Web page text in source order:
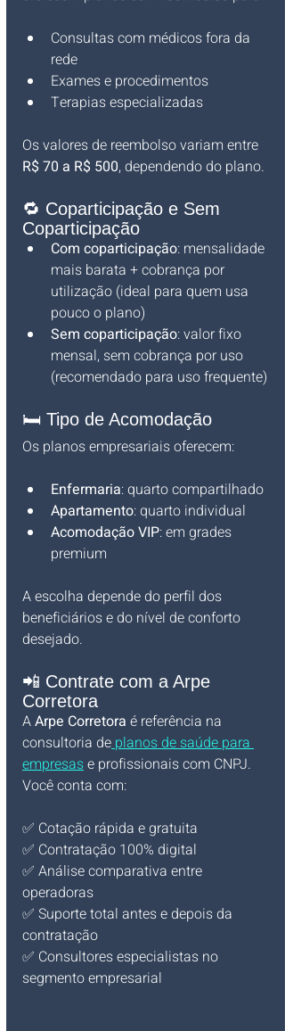
Consultas com médicos fora da
rede
Exames e procedimentos
Terapias especializadas
Os valores de reembolso variam entre
R$ 70 a R$ 500, dependendo do plano.
🔁 Coparticipação e Sem
Coparticipação
Com coparticipação: mensalidade
mais barata + cobrança por
utilização (ideal para quem usa
pouco o plano)
Sem coparticipação: valor fixo
mensal, sem cobrança por uso
(recomendado para uso frequente)
🛏️ Tipo de Acomodação
Os planos empresariais oferecem:
Enfermaria: quarto compartilhado
Apartamento: quarto individual
Acomodação VIP: em grades
premium
A escolha depende do perfil dos
beneficiários e do nível de conforto
desejado.
📲 Contrate com a Arpe
Corretora
A Arpe Corretora é referência na
consultoria de planos de saúde para
empresas e profissionais com CNPJ.
Você conta com:
✅ Cotação rápida e gratuita
✅ Contratação 100% digital
✅ Análise comparativa entre
operadoras
✅ Suporte total antes e depois da
contratação
✅ Consultores especialistas no
segmento empresarial